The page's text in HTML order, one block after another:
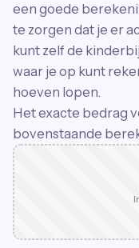
een goede
te zorgen dat je er
kunt zelf de
waar je op kunt
hoeven lopen.
Het exacte bedrag
bovenstaande